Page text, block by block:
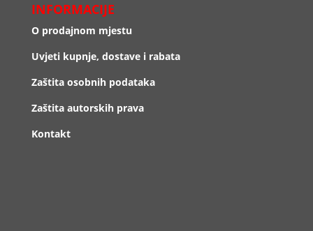
INFORMACIJE
O prodajnom mjestu
Uvjeti kupnje, dostave i rabata
Zaštita osobnih podataka
Zaštita autorskih prava
Kontakt